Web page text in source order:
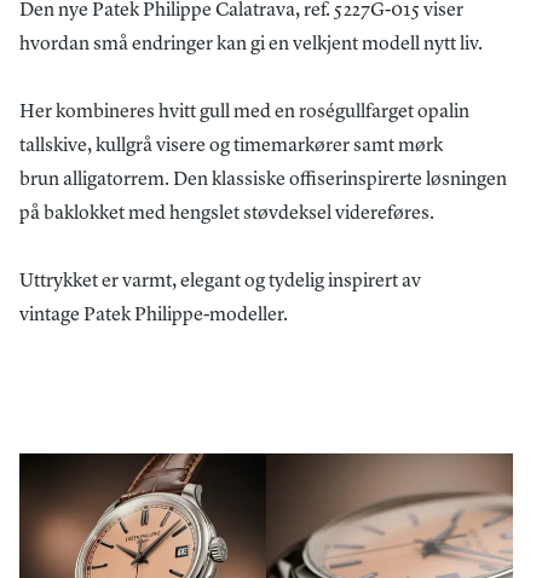
Den nye Patek Philippe Calatrava, ref. 5227G-015 viser
hvordan små endringer kan gi en velkjent modell nytt liv.
Her kombineres hvitt gull med en roségullfarget opalin
tallskive, kullgrå visere og timemarkører samt mørk
brun alligatorrem. Den klassiske offiserinspirerte løsningen
på baklokket med hengslet støvdeksel videreføres.
Uttrykket er varmt, elegant og tydelig inspirert av
vintage Patek Philippe-modeller.